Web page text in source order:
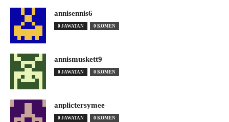
annisennis6
0 JAWATAN 0 KOMEN
annismuskett9
0 JAWATAN 0 KOMEN
anplictersymee
0 JAWATAN 0 KOMEN